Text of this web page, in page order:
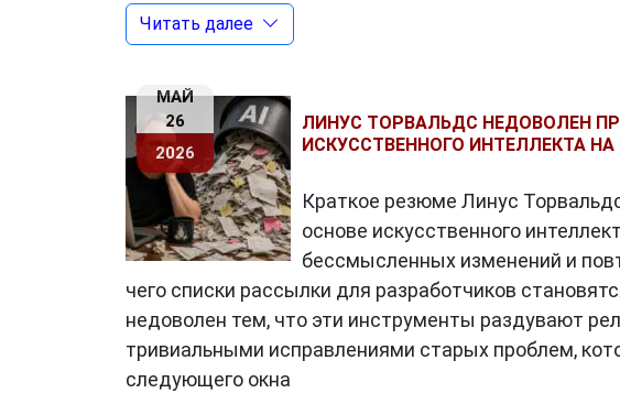
повлиявший на массовое распространение
Линус Торвальдс
Марк Цукерберг
социальной среды.
Влияние таких персон выходит далеко за рамки
тренды, инвестируют в науку и образование,
сообщества вокруг своих идей. Многие из них
идеологическими ориентирами, определяя, в
Читать далее
МАЙ
26
2026
ЛИНУС ТОРВАЛЬДС НЕДОВОЛЕН
ИСКУССТВЕННОГО ИНТЕЛЛЕКТА НА
Краткое резюме Линус
основе искусственного
бессмысленных изменений и
чего списки рассылки для разработчиков
недоволен тем, что эти инструменты раздувают
тривиальными исправлениями старых проблем,
следующего окна